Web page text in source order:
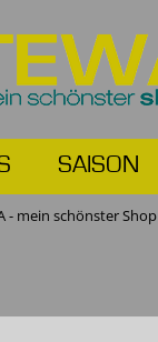
SAISON
- mein schönster Shop